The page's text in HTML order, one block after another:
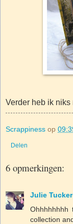
Verder heb ik niks
Scrappiness op
Delen
6 opmerkingen:
Julie
Ohhhhhhhh
collection